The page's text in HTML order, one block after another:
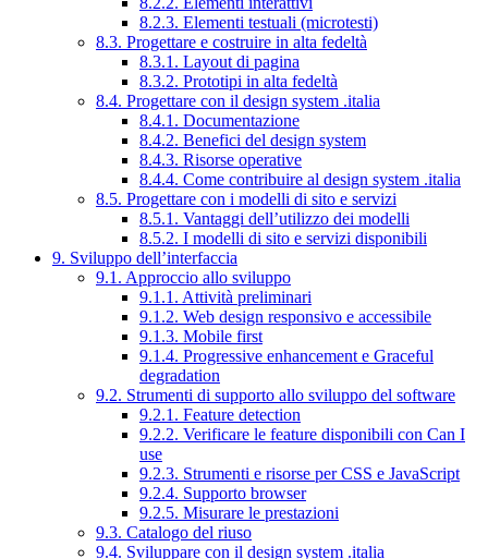
8.2.3. Elementi testuali (microtesti)
8.3. Progettare e costruire in alta fedeltà
8.3.1. Layout di pagina
8.3.2. Prototipi in alta fedeltà
8.4. Progettare con il design system .italia
8.4.1. Documentazione
8.4.2. Benefici del design system
8.4.3. Risorse operative
8.4.4. Come contribuire al design system .italia
8.5. Progettare con i modelli di sito e servizi
8.5.1. Vantaggi dell’utilizzo dei modelli
8.5.2. I modelli di sito e servizi disponibili
9. Sviluppo dell’interfaccia
9.1. Approccio allo sviluppo
9.1.1. Attività preliminari
9.1.2. Web design responsivo e accessibile
9.1.3. Mobile first
9.1.4. Progressive enhancement e Graceful
degradation
9.2. Strumenti di supporto allo sviluppo del software
9.2.1. Feature detection
9.2.2. Verificare le feature disponibili con Can I
use
9.2.3. Strumenti e risorse per CSS e JavaScript
9.2.4. Supporto browser
9.2.5. Misurare le prestazioni
9.3. Catalogo del riuso
9.4. Sviluppare con il design system .italia